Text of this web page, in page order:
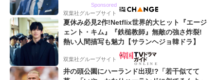
Sponsored
双葉社グループサイト
夏休み必見2作!Netflix世界的大ヒット『エージ
ェント・キム』『鉄槌教師』無敵の強さ炸裂!
熱い人間描写も魅力【サランヘジョ韓ドラ】
双葉社グループサイト
井の頭公園にハーランド出現!?「若干似てて